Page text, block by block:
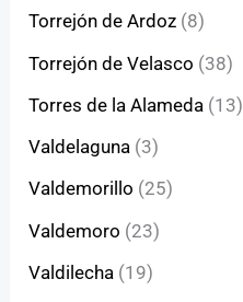
Torrejón de Ardoz (8)
Torrejón de Velasco (38)
Torres de la Alameda (13)
Valdelaguna (3)
Valdemorillo (25)
Valdemoro (23)
Valdilecha (19)